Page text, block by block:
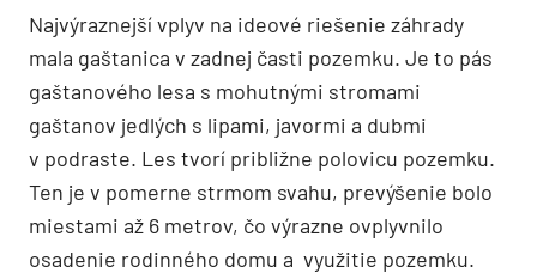
Najvýraznejší vplyv na ideové riešenie záhrady
mala gaštanica v zadnej časti pozemku. Je to pás
gaštanového lesa s mohutnými stromami
gaštanov jedlých s lipami, javormi a dubmi
v podraste. Les tvorí približne polovicu pozemku.
Ten je v pomerne strmom svahu, prevýšenie bolo
miestami až 6 metrov, čo výrazne ovplyvnilo
osadenie rodinného domu a využitie pozemku.